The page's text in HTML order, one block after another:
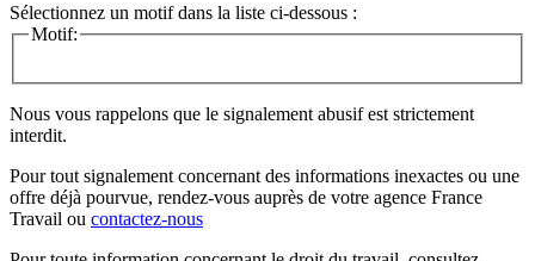
Sélectionnez un motif dans la liste ci-dessous :
Motif:
Nous vous rappelons que le signalement abusif est strictement
interdit.
Pour tout signalement concernant des informations inexactes ou une
offre déjà pourvue, rendez-vous auprès de votre agence France
Travail ou contactez-nous